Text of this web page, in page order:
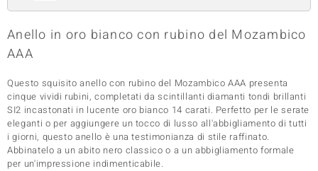
Anello in oro bianco con rubino del Mozambico
AAA
Questo squisito anello con rubino del Mozambico AAA presenta
cinque vividi rubini, completati da scintillanti diamanti tondi brillanti
SI2 incastonati in lucente oro bianco 14 carati. Perfetto per le serate
eleganti o per aggiungere un tocco di lusso all'abbigliamento di tutti
i giorni, questo anello è una testimonianza di stile raffinato.
Abbinatelo a un abito nero classico o a un abbigliamento formale
per un'impressione indimenticabile.